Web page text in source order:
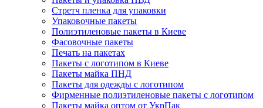
Стретч пленка для упаковки
Упаковочные пакеты
Полиэтиленовые пакеты в Киеве
Фасовочные пакеты
Печать на пакетах
Пакеты с логотипом в Киеве
Пакеты майка ПНД
Пакеты для одежды с логотипом
Фирменные полиэтиленовые пакеты с логотипом
Пакеты майка оптом от УкрПак